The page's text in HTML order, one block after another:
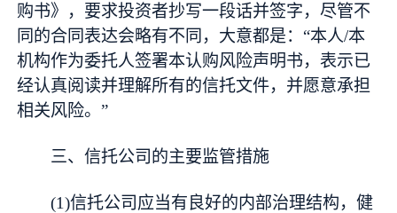
购书》，要求投资者抄写一段话并签字，尽管不
同的合同表达会略有不同，大意都是：“本人/本
机构作为委托人签署本认购风险声明书，表示已
经认真阅读并理解所有的信托文件，并愿意承担
相关风险。”
三、信托公司的主要监管措施
(1)信托公司应当有良好的内部治理结构，健